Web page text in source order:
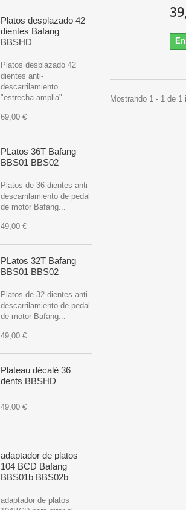
Platos desplazado 42
dientes Bafang
BBSHD
Platos desplazado 42
dientes anti-
descarrilamiento
"estrecha amplia"...
69,00 €
PLatos 36T Bafang
BBS01 BBS02
Platos de 36 dientes anti-
descarrilamiento de pedal
de motor Bafang...
49,00 €
PLatos 32T Bafang
BBS01 BBS02
Platos de 32 dientes anti-
descarrilamiento de pedal
de motor Bafang...
49,00 €
Plateau décalé 36
dents BBSHD
49,00 €
adaptador de platos
104 BCD Bafang
BBS01b BBS02b
adaptador de platos
Mostrando 1 - 1 de 1